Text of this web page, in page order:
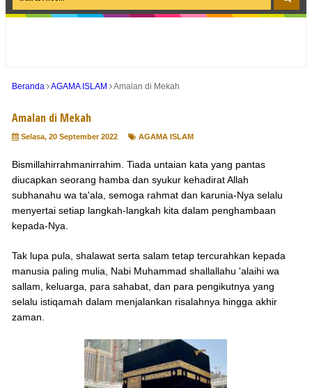
Beranda AGAMA ISLAM Amalan di Mekah
Amalan di Mekah
Selasa, 20 September 2022 AGAMA ISLAM
Bismillahirrahmanirrahim. Tiada untaian kata yang pantas
diucapkan seorang hamba dan syukur kehadirat Allah
subhanahu wa ta'ala, semoga rahmat dan karunia-Nya selalu
menyertai setiap langkah-langkah kita dalam penghambaan
kepada-Nya.
Tak lupa pula, shalawat serta salam tetap tercurahkan kepada
manusia paling mulia, Nabi Muhammad shallallahu 'alaihi wa
sallam, keluarga, para sahabat, dan para pengikutnya yang
selalu istiqamah dalam menjalankan risalahnya hingga akhir
zaman.